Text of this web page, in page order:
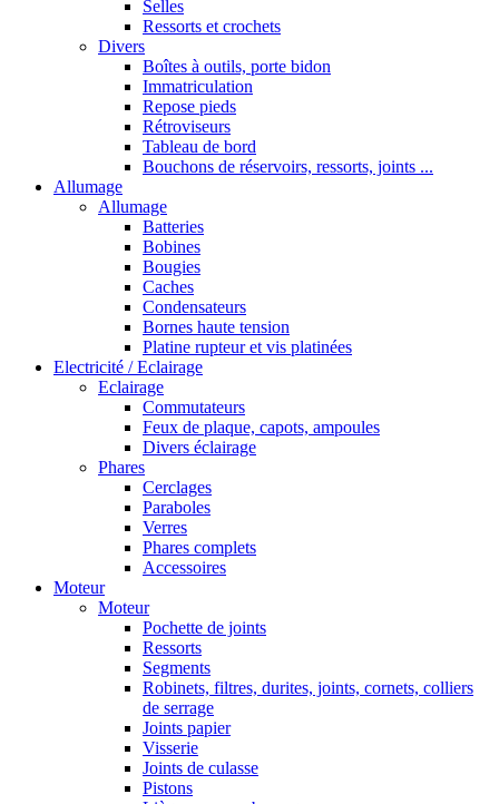
Selles
Ressorts et crochets
Divers
Boîtes à outils, porte bidon
Immatriculation
Repose pieds
Rétroviseurs
Tableau de bord
Bouchons de réservoirs, ressorts, joints ...
Allumage
Allumage
Batteries
Bobines
Bougies
Caches
Condensateurs
Bornes haute tension
Platine rupteur et vis platinées
Electricité / Eclairage
Eclairage
Commutateurs
Feux de plaque, capots, ampoules
Divers éclairage
Phares
Cerclages
Paraboles
Verres
Phares complets
Accessoires
Moteur
Moteur
Pochette de joints
Ressorts
Segments
Robinets, filtres, durites, joints, cornets, colliers
de serrage
Joints papier
Visserie
Joints de culasse
Pistons